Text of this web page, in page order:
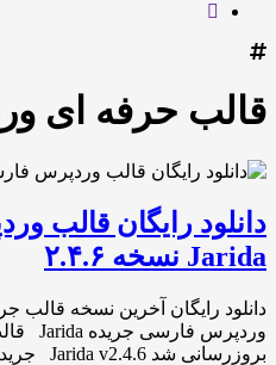
قالب حرفه ای
دانلود رایگان قالب
Jarida نسخه ۲.۴.۶
دانلود رایگان آخرین نسخه قالب
بروزرسانی شد Jarida v2.4.6 جریده[…]